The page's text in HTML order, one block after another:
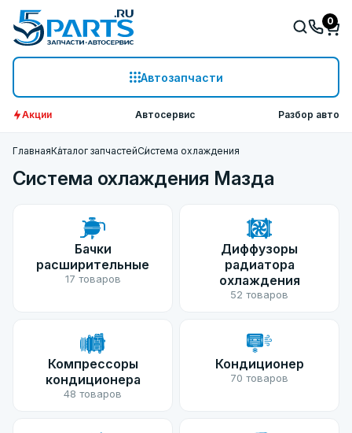
Автозапчасти
0
Акции Автосервис Разбор авто
ГлавнаяКаталог запчастейСистема охлаждения
Система охлаждения Мазда
Бачки
расширительные
17 товаров
Диффузоры
радиатора
охлаждения
52 товаров
Компрессоры
кондиционера
48 товаров
Кондиционер
70 товаров